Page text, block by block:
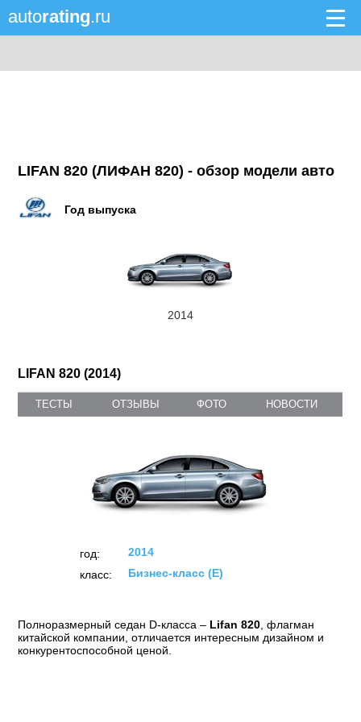
autorating.ru
LIFAN 820 (ЛИФАН 820) - обзор модели авто
Год выпуска
2014
LIFAN 820 (2014)
ТЕСТЫ ОТЗЫВЫ ФОТО НОВОСТИ
год:
2014
класс:
Бизнес-класс (E)
Полноразмерный седан D-класса – Lifan 820 , флагман
китайской компании, отличается интересным дизайном и
конкурентоспособной ценой.